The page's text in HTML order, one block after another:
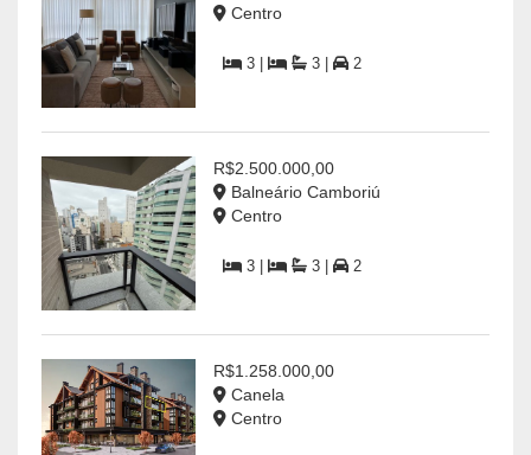
Centro
3 | 3 | 2
R$2.500.000,00
Balneário Camboriú
Centro
3 | 3 | 2
R$1.258.000,00
Canela
Centro